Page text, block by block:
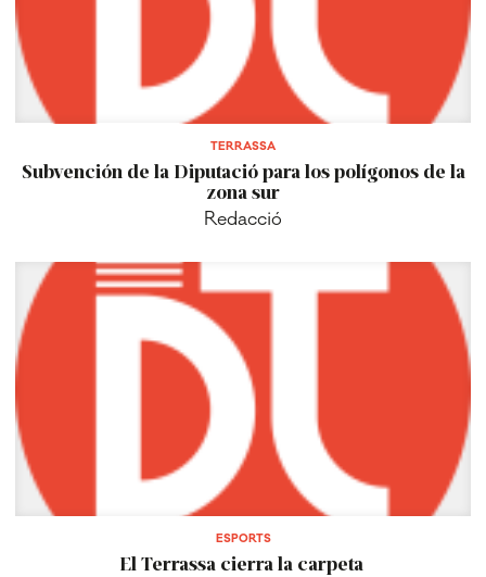
TERRASSA
Subvención de la Diputació para los polígonos de la
zona sur
Redacció
ESPORTS
El Terrassa cierra la carpeta